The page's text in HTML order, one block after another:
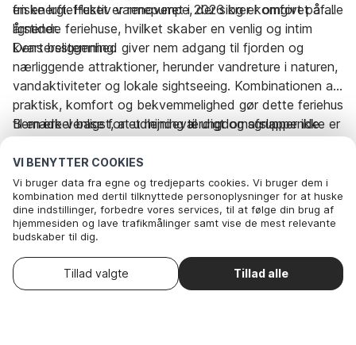
VI BENYTTER COOKIES
Vi bruger data fra egne og tredjeparts cookies. Vi bruger dem i
kombination med dertil tilknyttede personoplysninger for at huske
dine indstillinger, forbedre vores services, til at følge din brug af
hjemmesiden og lave trafikmålinger samt vise de mest relevante
budskaber til dig.
hvilke af vores valgfrie cookies du vil acceptere.
Læs mere om vores cookie- og privatlivspolitik. Du kan
trække dit samtykke tilbageHer.
Tillad alle
Tillad valgte
en energieffektiv varmepumpe, der sikrer komfort på alle
årstider.
friske luft. Huset er renoveret i 2026 og er omgivet af
lignende feriehuse, hvilket skaber en venlig og intim
kvartersstemning.
Dens beliggenhed giver nem adgang til fjorden og
nærliggende attraktioner, herunder vandreture i naturen,
vandaktiviteter og lokale sightseeing. Kombinationen af
praktisk, komfort og bekvemmelighed gør dette feriehus
til en ideel base for et mindeværdigt og afslappende
Bemærk venligst, at udlejning til ungdomsgrupper ikke er
Rejseperiode og gæster
Dato
Gæster 2 Gæster
valgte datoer. Prøv andre datoer.
Skift